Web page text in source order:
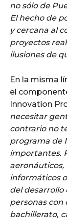
no sólo de
El hecho de
y cercana al
proyectos
ilusiones de
En la misma
el
Innovation
necesitar
contrario no
programa de
importantes.
aeronáuticos,
informáticos
del
personas con
bachillerato,